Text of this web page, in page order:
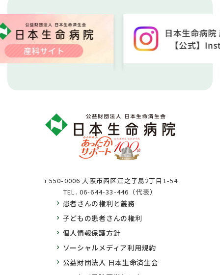
〒550-0006 大阪市西区江之子島2丁目1-54
TEL. 06-644-33-446（代表）
患者さんの権利と義務
子どもの患者さんの権利
個人情報保護方針
ソーシャルメディア利用規約
公益財団法人 日本生命済生会